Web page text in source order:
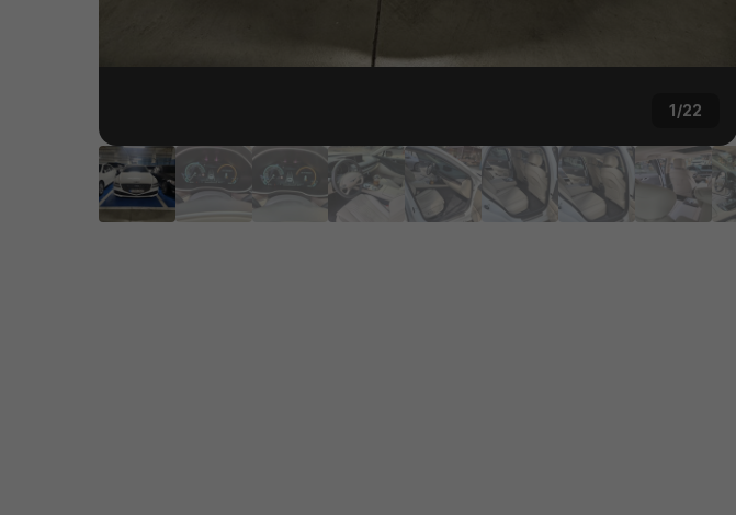
1/22